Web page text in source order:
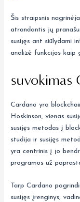
Šis straipsnis
atrandantis jų
susijęs ant siūlydami
analizė funkcijos kaip
suvokimas
Cardano yra
Hoskinson, vienas
susijęs metodas į
studija ir susijęs
yra centrinis į jo
programos už
Tarp Cardano
susijęs įrenginys,